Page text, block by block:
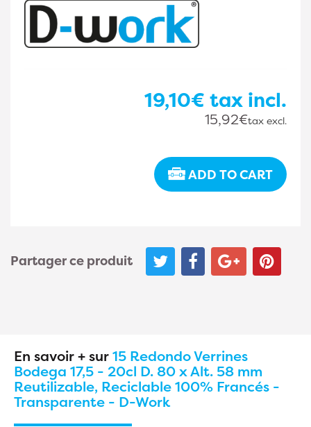
19,10€ tax incl.
15,92€tax excl.
ADD TO CART
Partager ce produit
En savoir + sur15 Redondo Verrines
Bodega 17,5 - 20cl D. 80 x Alt. 58 mm
Reutilizable, Reciclable 100% Francés -
Transparente - D-Work